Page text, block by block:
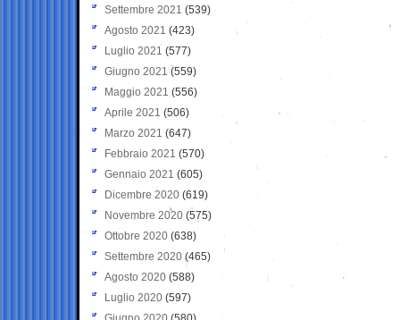
Settembre 2021 (539)
Agosto 2021 (423)
Luglio 2021 (577)
Giugno 2021(559)
Maggio 2021 (556)
Aprile 2021 (506)
Marzo 2021 (647)
Febbraio 2021 (570)
Gennaio 2021 (605)
Dicembre 2020 (619)
Novembre 2020 (575)
Ottobre 2020 (638)
Settembre 2020(465)
Agosto 2020 (588)
Luglio 2020 (597)